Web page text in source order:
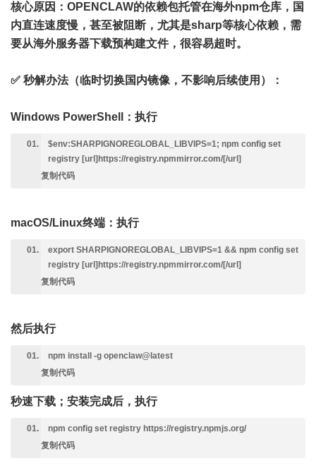
核心原因 ：OPENCLAW的依赖包托管在海外npm仓库，国
内直连速度慢，甚至被阻断，尤其是sharp等核心依赖，需
要从海外服务器下载预构建文件，很容易超时。
✅ 秒解办法（临时切换国内镜像，不影响后续使用） ：
Windows PowerShell：执行
$env:SHARPIGNOREGLOBAL_LIBVIPS=1; npm config set
registry [url]https://registry.npmmirror.com/[/url]
复制代码
macOS/Linux终端：执行
export SHARPIGNOREGLOBAL_LIBVIPS=1 && npm config set
registry [url]https://registry.npmmirror.com/[/url]
复制代码
然后执行
npm install -g openclaw@latest
复制代码
秒速下载；安装完成后，执行
npm config set registry https://registry.npmjs.org/
复制代码